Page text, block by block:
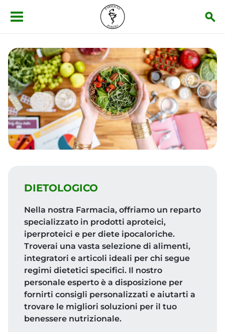
Salta al contenuto principale
DIETOLOGICO
Nella nostra Farmacia, offriamo un reparto
specializzato in prodotti aproteici,
iperproteici e per diete ipocaloriche.
Troverai una vasta selezione di alimenti,
integratori e articoli ideali per chi segue
regimi dietetici specifici. Il nostro
personale esperto è a disposizione per
fornirti consigli personalizzati e aiutarti a
trovare le migliori soluzioni per il tuo
benessere nutrizionale.